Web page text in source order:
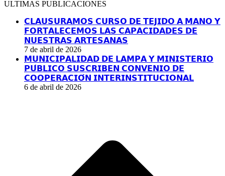
Facebook
opens
window
YouTube
opens
window
Linkedin
opens
window
Instagram
opens
window
ULTIMAS PUBLICACIONES
𝗖𝗟𝗔𝗨𝗦𝗨𝗥𝗔𝗠𝗢𝗦 𝗖𝗨𝗥𝗦𝗢 𝗗𝗘 𝗧𝗘𝗝𝗜𝗗𝗢 𝗔 𝗠𝗔𝗡𝗢 𝗬
𝗙𝗢𝗥𝗧𝗔𝗟𝗘𝗖𝗘𝗠𝗢𝗦 𝗟𝗔𝗦 𝗖𝗔𝗣𝗔𝗖𝗜𝗗𝗔𝗗𝗘𝗦 𝗗𝗘
𝗡𝗨𝗘𝗦𝗧𝗥𝗔𝗦 𝗔𝗥𝗧𝗘𝗦𝗔𝗡𝗔𝗦
7 de abril de 2026
𝗠𝗨𝗡𝗜𝗖𝗜𝗣𝗔𝗟𝗜𝗗𝗔𝗗 𝗗𝗘 𝗟𝗔𝗠𝗣𝗔 𝗬 𝗠𝗜𝗡𝗜𝗦𝗧𝗘𝗥𝗜𝗢
𝗣𝗨́𝗕𝗟𝗜𝗖𝗢 𝗦𝗨𝗦𝗖𝗥𝗜𝗕𝗘𝗡 𝗖𝗢𝗡𝗩𝗘𝗡𝗜𝗢 𝗗𝗘
𝗖𝗢𝗢𝗣𝗘𝗥𝗔𝗖𝗜𝗢́𝗡 𝗜𝗡𝗧𝗘𝗥𝗜𝗡𝗦𝗧𝗜𝗧𝗨𝗖𝗜𝗢𝗡𝗔𝗟
6 de abril de 2026